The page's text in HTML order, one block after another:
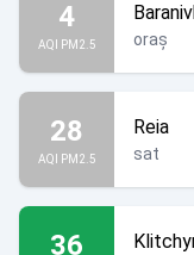
4
AQI PM2.5 oraș
28
AQI PM2.5
Reia
sat
36